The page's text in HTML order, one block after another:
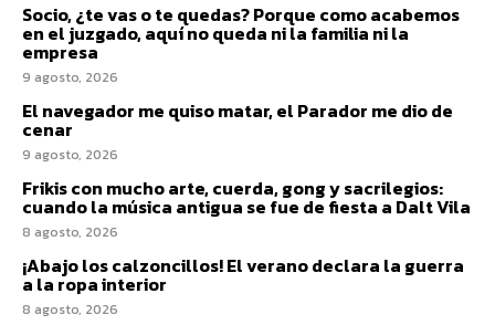
Socio, ¿te vas o te quedas? Porque como acabemos
en el juzgado, aquí no queda ni la familia ni la
empresa
9 agosto, 2026
El navegador me quiso matar, el Parador me dio de
cenar
9 agosto, 2026
Frikis con mucho arte, cuerda, gong y sacrilegios:
cuando la música antigua se fue de fiesta a Dalt Vila
8 agosto, 2026
¡Abajo los calzoncillos! El verano declara la guerra
a la ropa interior
8 agosto, 2026